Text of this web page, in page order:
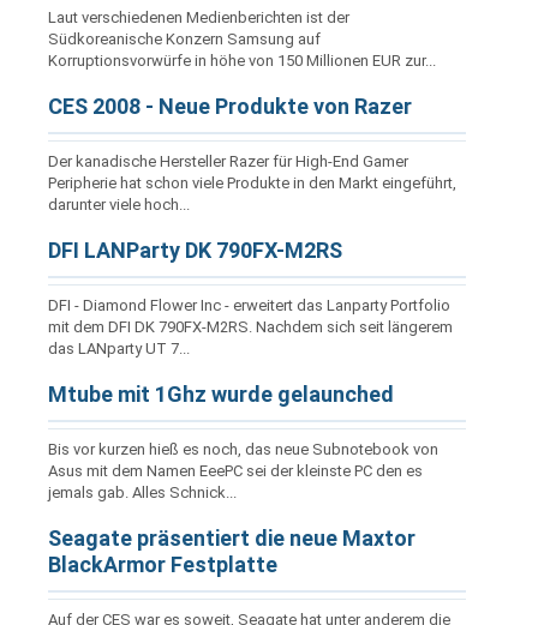
Laut verschiedenen Medienberichten ist der
Südkoreanische Konzern Samsung auf
Korruptionsvorwürfe in höhe von 150 Millionen EUR zur...
CES 2008 - Neue Produkte von Razer
Der kanadische Hersteller Razer für High-End Gamer
Peripherie hat schon viele Produkte in den Markt eingeführt,
darunter viele hoch...
DFI LANParty DK 790FX-M2RS
DFI - Diamond Flower Inc - erweitert das Lanparty Portfolio
mit dem DFI DK 790FX-M2RS. Nachdem sich seit längerem
das LANparty UT 7...
Mtube mit 1Ghz wurde gelaunched
Bis vor kurzen hieß es noch, das neue Subnotebook von
Asus mit dem Namen EeePC sei der kleinste PC den es
jemals gab. Alles Schnick...
Seagate präsentiert die neue Maxtor
BlackArmor Festplatte
Auf der CES war es soweit, Seagate hat unter anderem die